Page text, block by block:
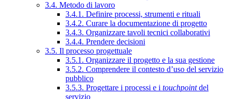
3.4. Metodo di lavoro
3.4.1. Definire processi, strumenti e rituali
3.4.2. Curare la documentazione di progetto
3.4.3. Organizzare tavoli tecnici collaborativi
3.4.4. Prendere decisioni
3.5. Il processo progettuale
3.5.1. Organizzare il progetto e la sua gestione
3.5.2. Comprendere il contesto d’uso del servizio
pubblico
3.5.3. Progettare i processi e i touchpointdel
servizio